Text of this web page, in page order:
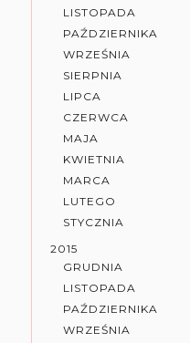
LISTOPADA
PAŹDZIERNIKA
WRZEŚNIA
SIERPNIA
LIPCA
CZERWCA
MAJA
KWIETNIA
MARCA
LUTEGO
STYCZNIA
2015
GRUDNIA
LISTOPADA
PAŹDZIERNIKA
WRZEŚNIA